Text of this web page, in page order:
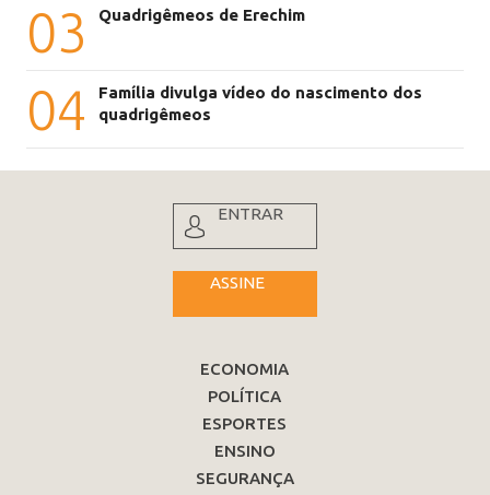
03 Quadrigêmeos de Erechim
04
Família divulga vídeo do nascimento dos
quadrigêmeos
ENTRAR
ASSINE
ECONOMIA
POLÍTICA
ESPORTES
ENSINO
SEGURANÇA